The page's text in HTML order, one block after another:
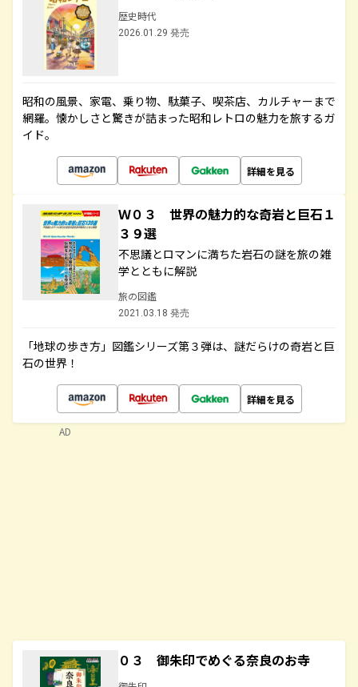
歴史時代
2026.01.29 発売
昭和の風景、家電、乗り物、駄菓子、喫茶店、カルチャーまで
網羅。懐かしさと驚きが詰まった昭和レトロの魅力を旅するガ
イド。
詳細を見る
Ｗ０３ 世界の魅力的な奇岩と巨石１
３９選
不思議とロマンに満ちた岩石の謎を旅の雑
学とともに解説
旅の図鑑
2021.03.18 発売
「地球の歩き方」図鑑シリーズ第３弾は、謎だらけの奇岩と巨
石の世界！
詳細を見る
０３ 御朱印でめぐる奈良のお寺
AD